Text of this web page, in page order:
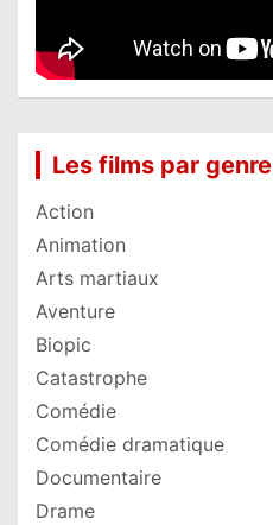
Les films par genre
Action
Animation
Arts martiaux
Aventure
Biopic
Catastrophe
Comédie
Comédie dramatique
Documentaire
Drame